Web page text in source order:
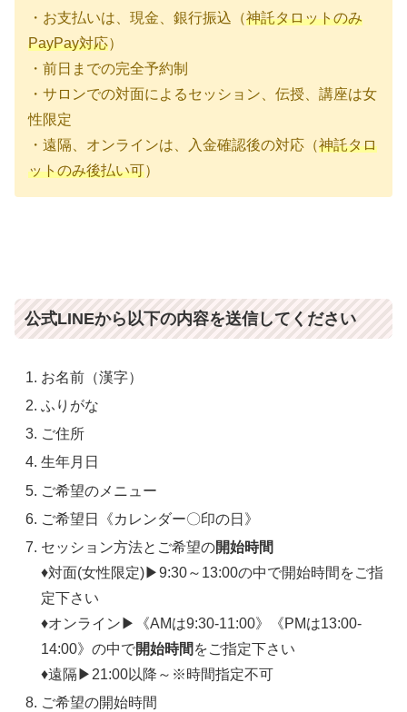
・お支払いは、現金、銀行振込（神託タロットのみ
PayPay対応）
・前日までの完全予約制
・サロンでの対面によるセッション、伝授、講座は女
性限定
・遠隔、オンラインは、入金確認後の対応（神託タロ
ットのみ後払い可）
公式LINEから以下の内容を送信してください
お名前（漢字）
ふりがな
ご住所
生年月日
ご希望のメニュー
ご希望日《カレンダー〇印の日》
セッション方法とご希望の開始時間
♦対面(女性限定)▶9:30～13:00の中で開始時間をご指
定下さい
♦オンライン▶《AMは9:30-11:00》《PMは13:00-
14:00》の中で開始時間 をご指定下さい
♦遠隔▶21:00以降～※時間指定不可
ご希望の開始時間